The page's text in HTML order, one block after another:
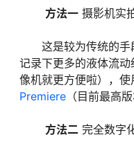
方法一 摄影机实
这是较为传统的手段
记录下更多的液体流
像机就更方便啦），
Premiere （目前最高
方法二 完全数字